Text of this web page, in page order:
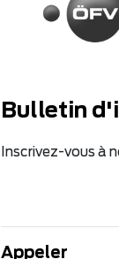
Bulletin
Inscrivez-vous à
Appeler